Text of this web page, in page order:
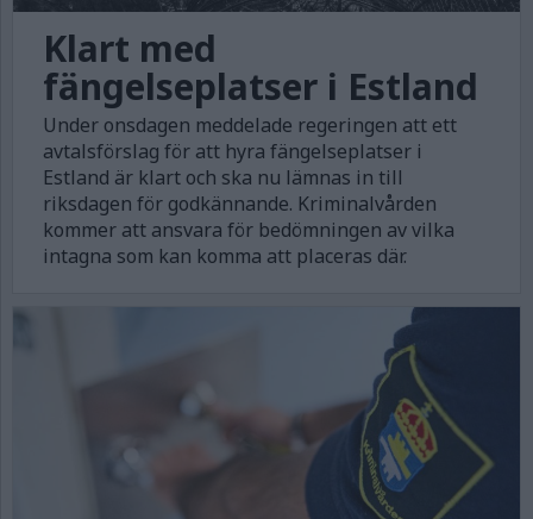
Klart med
fängelseplatser i Estland
Under onsdagen meddelade regeringen att ett
avtalsförslag för att hyra fängelseplatser i
Estland är klart och ska nu lämnas in till
riksdagen för godkännande. Kriminalvården
kommer att ansvara för bedömningen av vilka
intagna som kan komma att placeras där.